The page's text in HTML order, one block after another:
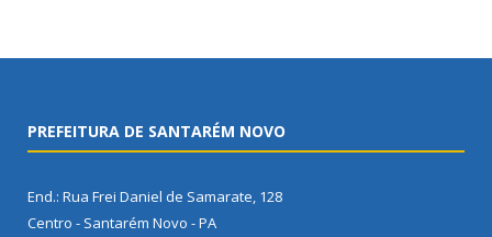
PREFEITURA DE SANTARÉM NOVO
End.: Rua Frei Daniel de Samarate, 128
Centro - Santarém Novo - PA